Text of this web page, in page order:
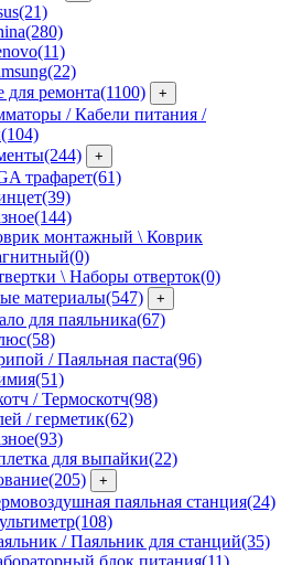
(21)
(280)
(11)
(22)
для ремонта(1100) +
/ Кабели питания /
(104)
(244) +
трафарет(61)
(39)
(144)
монтажный \ Коврик
(0)
\ Наборы отверток(0)
материалы(547) +
для паяльника(67)
(58)
/ Паяльная паста(96)
(51)
/ Термоскотч(98)
/ герметик(62)
(93)
для выпайки(22)
(205) +
паяльная станция(24)
(108)
/ Паяльник для станций(35)
блок питания(11)